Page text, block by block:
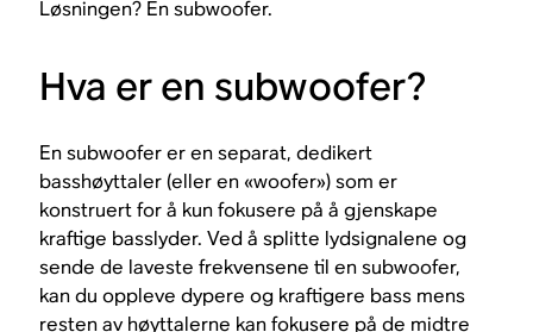
Løsningen? En subwoofer.
Hva er en subwoofer?
En subwoofer er en separat, dedikert
basshøyttaler (eller en «woofer») som er
konstruert for å kun fokusere på å gjenskape
kraftige basslyder. Ved å splitte lydsignalene og
sende de laveste frekvensene til en subwoofer,
kan du oppleve dypere og kraftigere bass mens
resten av høyttalerne kan fokusere på de midtre